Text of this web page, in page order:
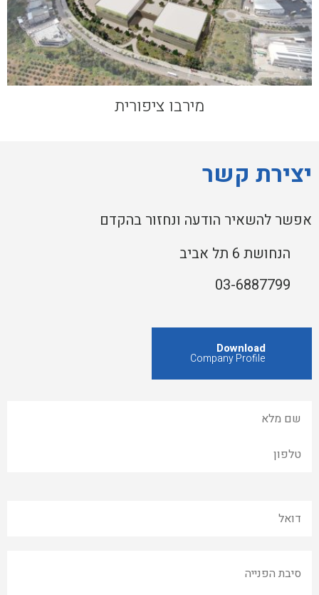
מירבו ציפורית
יצירת קשר
אפשר להשאיר הודעה ונחזור בהקדם
הנחושת 6 תל אביב
03-6887799
Download
Company Profile